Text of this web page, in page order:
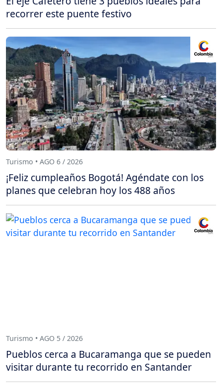
recorrer este puente festivo
Turismo • AGO 6 / 2026
¡Feliz cumpleaños Bogotá! Agéndate con los
planes que celebran hoy los 488 años
Turismo • AGO 5 / 2026
Pueblos cerca a Bucaramanga que se pueden
visitar durante tu recorrido en Santander